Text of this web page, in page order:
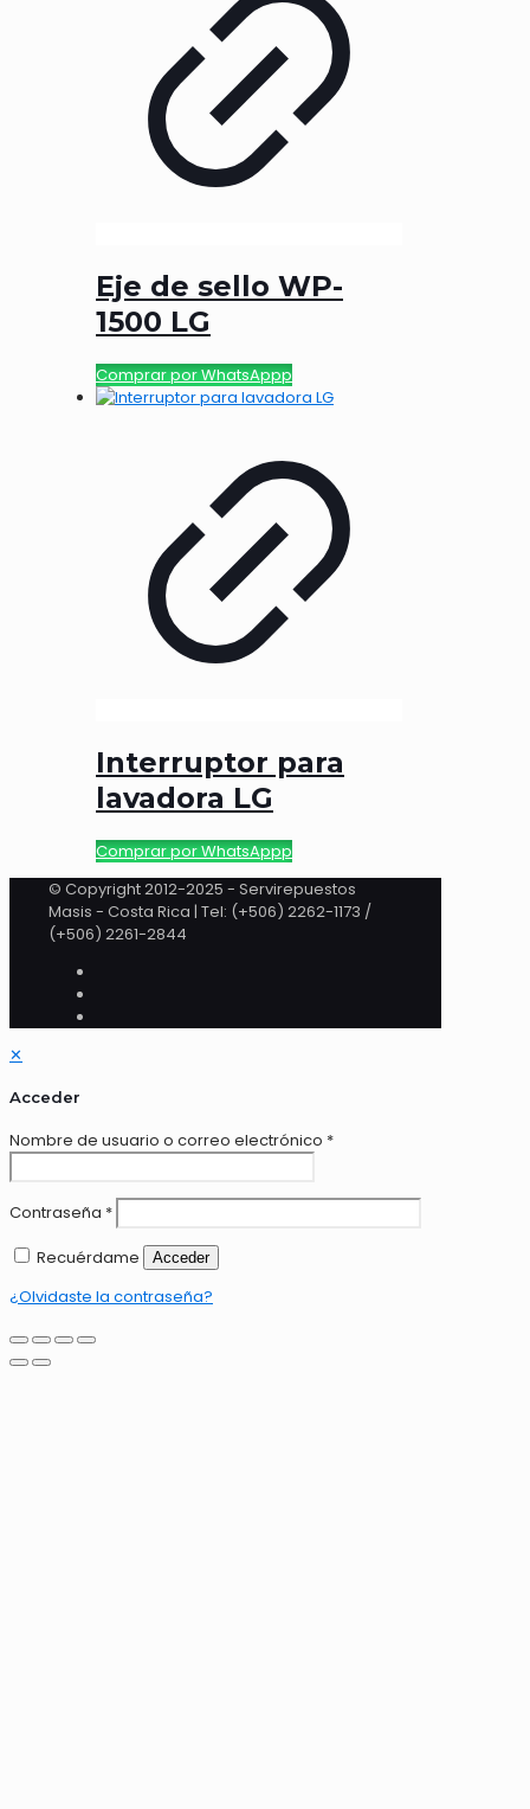
Eje de sello WP-
1500 LG
Comprar por WhatsAppp
Interruptor para
lavadora LG
Comprar por WhatsAppp
© Copyright 2012-2025 - Servirepuestos
Masis - Costa Rica | Tel: (+506) 2262-1173 /
(+506) 2261-2844
✕
Acceder
Nombre de usuario o correo electrónico *
Contraseña *
Recuérdame
Acceder
¿Olvidaste la contraseña?